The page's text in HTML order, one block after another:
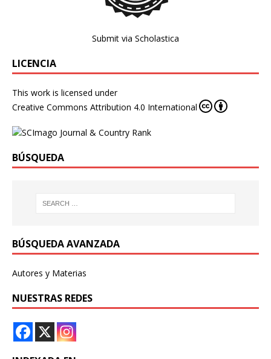
Submit via Scholastica
LICENCIA
This work is licensed under
Creative Commons Attribution 4.0 International
BÚSQUEDA
BÚSQUEDA AVANZADA
Autores y Materias
NUESTRAS REDES